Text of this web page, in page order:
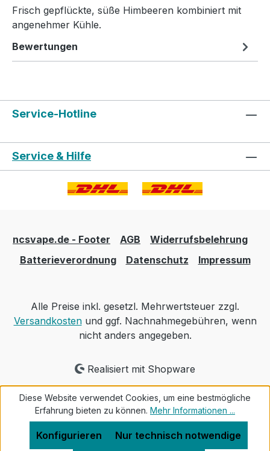
Frisch gepflückte, süße Himbeeren kombiniert mit
angenehmer Kühle.
Bewertungen
Service-Hotline
Service & Hilfe
ncsvape.de - Footer AGB
Widerrufsbelehrung
Batterieverordnung
Datenschutz Impressum
Alle Preise inkl. gesetzl. Mehrwertsteuer zzgl.
Versandkostenund ggf. Nachnahmegebühren, wenn
nicht anders angegeben.
Realisiert mit Shopware
Diese Website verwendet Cookies, um eine bestmögliche
Erfahrung bieten zu können. Mehr Informationen ...
Nur technisch notwendige
Konfigurieren